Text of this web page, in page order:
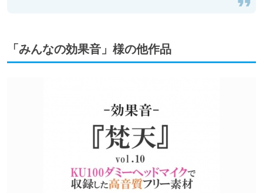
「みんなの効果音」様の他作品